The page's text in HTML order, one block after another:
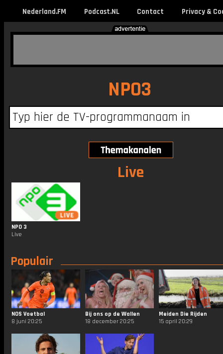
Nederland.FM Podcast.NL Contact Privacy &
NPO3
Live
NPO 3
Live
Populair
NOS Voetbal
8 juni 20:25
Bij ons op de Wallen
18 december 20:25
Meiden Die Rijden
15 april 20:29